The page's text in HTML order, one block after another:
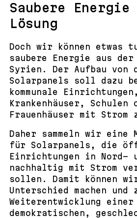
Saubere
Lösung
Doch wir können etwas
saubere Energie aus der
Syrien. Der Aufbau von
Solarpanels soll dazu
kommunale Einrichtungen,
Krankenhäuser, Schulen
Frauenhäuser mit Strom
Daher sammeln wir
für Solarpanels, die
Einrichtungen in Nord-
nachhaltig mit Strom
sollen. Damit können
Unterschied machen und
Weiterentwicklung einer
demokratischen,